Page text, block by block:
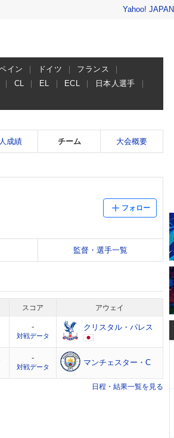
Yahoo! JAPAN
イン ドイツ
フランス
CL EL ECL
日本人選手
成績 チーム 大会概要
フォロー
監督・選手一覧
スコア アウェイ
-
対戦データ
クリスタル・パレス
-
対戦データ マンチェスター・C
日程・結果一覧を見る